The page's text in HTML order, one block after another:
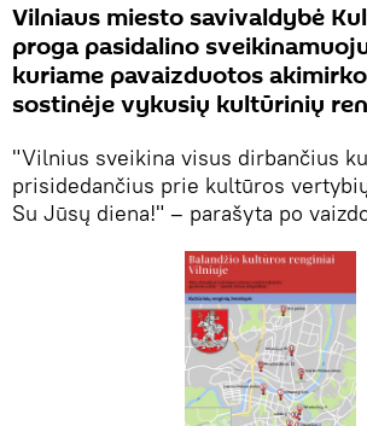
Vilniaus miesto savivaldybė
proga pasidalino
kuriame pavaizduotos
sostinėje vykusių kultūrinių
"Vilnius sveikina visus dirbančius
prisidedančius prie kultūros
Su Jūsų diena!" – parašyta po